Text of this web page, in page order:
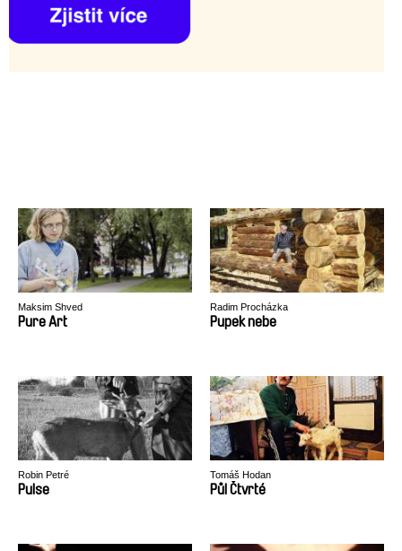
Maksim Shved
Pure Art
Radim Procházka
Pupek nebe
Robin Petré
Pulse
Tomáš Hodan
Půl Čtvrté